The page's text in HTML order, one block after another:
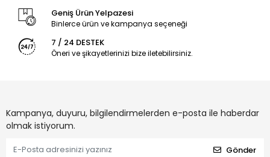
Geniş Ürün Yelpazesi
Binlerce ürün ve kampanya seçeneği
7 / 24 DESTEK
Öneri ve şikayetlerinizi bize iletebilirsiniz.
Kampanya, duyuru, bilgilendirmelerden e-posta ile haberdar
olmak istiyorum.
Gönder